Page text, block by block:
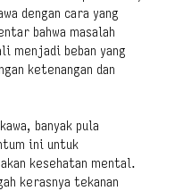
dengan cara yang
bahwa masalah
menjadi beban yang
ketenangan dan
banyak pula
ini untuk
kesehatan mental.
kerasnya tekanan